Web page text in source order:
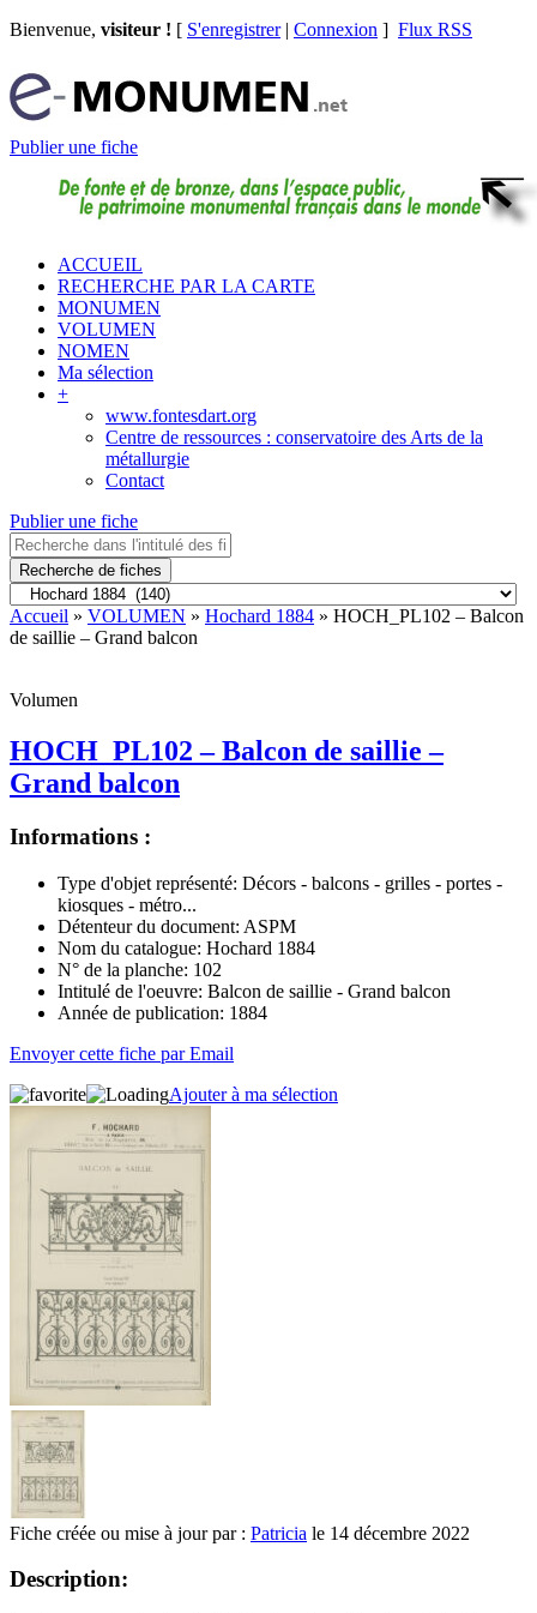
Bienvenue, visiteur ! [ S'enregistrer| Connexion ] Flux RSS
Publier une fiche
ACCUEIL
RECHERCHE PAR LA CARTE
MONUMEN
VOLUMEN
NOMEN
Ma sélection
+
www.fontesdart.org
Centre de ressources : conservatoire des Arts de la
métallurgie
Contact
Publier une fiche
Recherche de fiches
Accueil » VOLUMEN » Hochard 1884 » HOCH_PL102 – Balcon
de saillie – Grand balcon
Volumen
HOCH_PL102 – Balcon de saillie –
Grand balcon
Informations :
Type d'objet représenté: Décors - balcons - grilles - portes -
kiosques - métro...
Détenteur du document: ASPM
Nom du catalogue: Hochard 1884
N° de la planche: 102
Intitulé de l'oeuvre: Balcon de saillie - Grand balcon
Année de publication: 1884
Envoyer cette fiche par Email
Ajouter à ma sélection
Fiche créée ou mise à jour par : Patricia le 14 décembre 2022
Description: